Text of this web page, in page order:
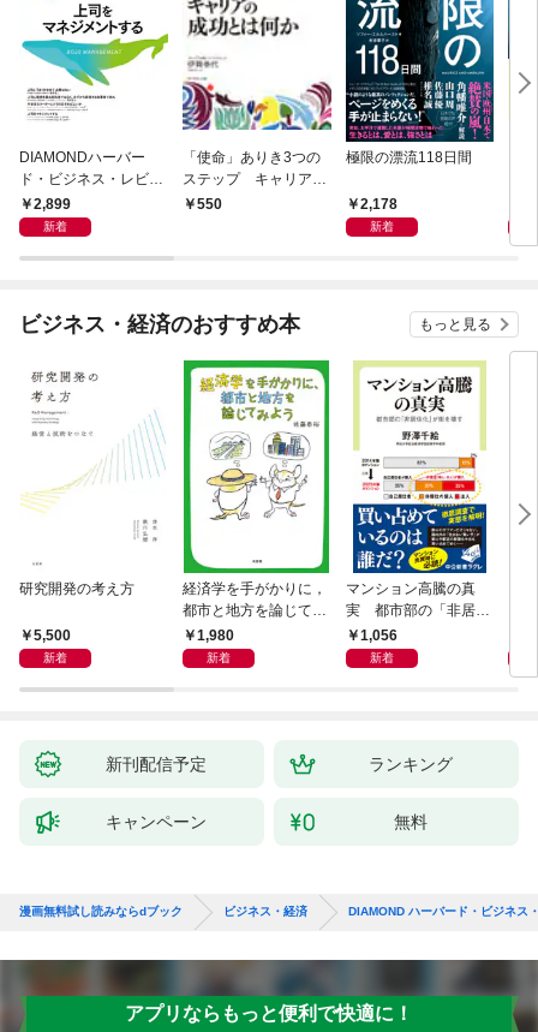
DIAMONDハーバー
ド・ビジネス・レビュ
ー 2026年9月号 特集
「上司をマネジメント
2,899
新着
「使命」ありき3つの
ステップ キャリアの
成功とは何か
550
極限の漂流118日間
2,178
新着
ビジネス・経済のおすすめ本 もっと見る
研究開発の考え方
5,500
新着
経済学を手がかりに，
都市と地方を論じてみ
よう1,980
新着
マンション高騰の真
実 都市部の「非居住
化」が街を壊す
1,056
新着
イ
果
新刊配信予定 ランキング
キャンペーン 無料
漫画無料試し読みならdブック ビジネス・経済 DIAMOND ハーバード・ビジネス
アプリならもっと便利で快適に！